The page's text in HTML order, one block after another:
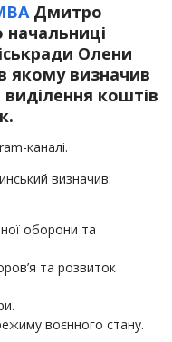
Дмитро
Олени
якому визначив
коштів
каналі.
визначив:
оборони та
та розвиток
воєнного стану.